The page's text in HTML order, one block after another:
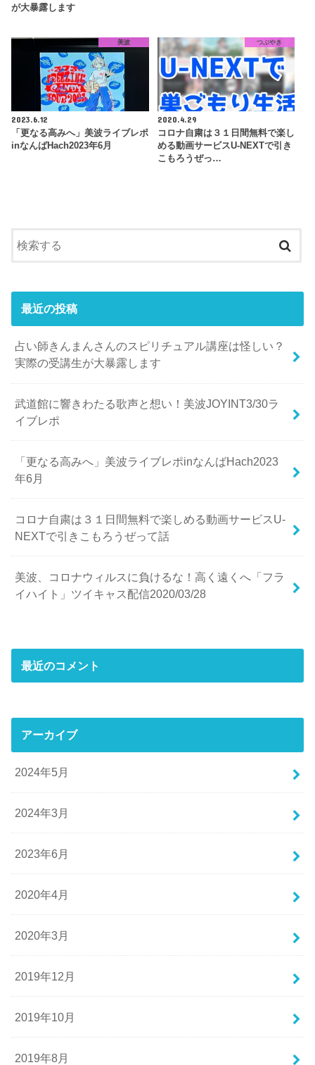
が大暴露します
美波
2023.6.12
「更なる高みへ」美波ライブレポ
inなんばHach2023年6月
つぶやき
2020.4.29
コロナ自粛は３１日間無料で楽し
める動画サービスU-NEXTで引き
こもろうぜっ…
最近の投稿
占い師きんまんさんのスピリチュアル講座は怪しい？
実際の受講生が大暴露します
武道館に響きわたる歌声と想い！美波JOYINT3/30ラ
イブレポ
「更なる高みへ」美波ライブレポinなんばHach2023
年6月
コロナ自粛は３１日間無料で楽しめる動画サービスU-
NEXTで引きこもろうぜって話
美波、コロナウィルスに負けるな！高く遠くへ「フラ
イハイト」ツイキャス配信2020/03/28
最近のコメント
アーカイブ
2024年5月
2024年3月
2023年6月
2020年4月
2020年3月
2019年12月
2019年10月
2019年8月